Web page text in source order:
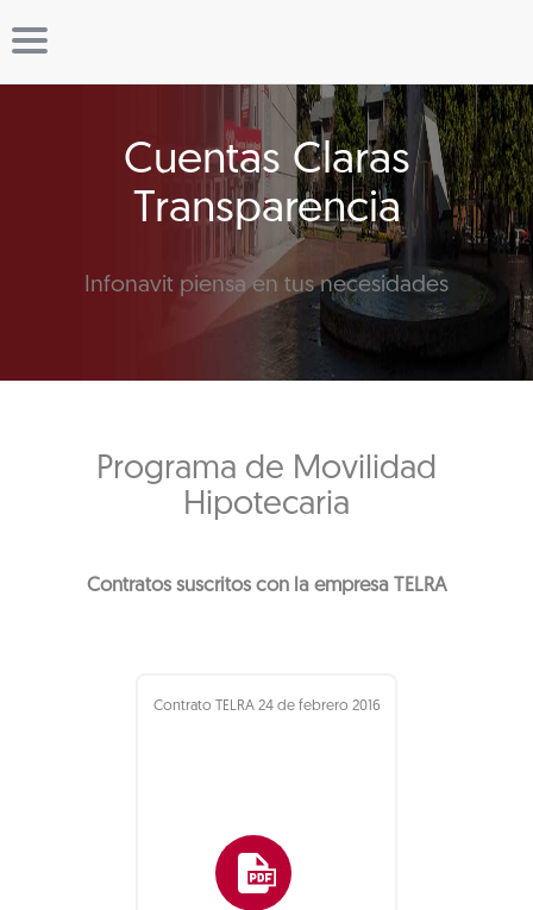
Cuentas Claras
Transparencia
Infonavit piensa en tus necesidades
Programa de Movilidad
Hipotecaria
Contratos suscritos con la empresa TELRA
Contrato TELRA 24 de febrero 2016